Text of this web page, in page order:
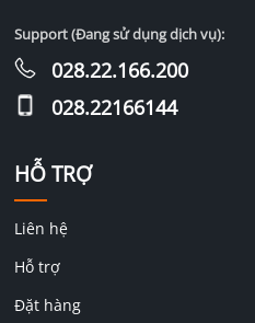
HỖ TRỢ
Liên hệ
Hỗ trợ
Đặt hàng
Support (Đang sử dụng dịch vụ):
028.22.166.200
028.22166144